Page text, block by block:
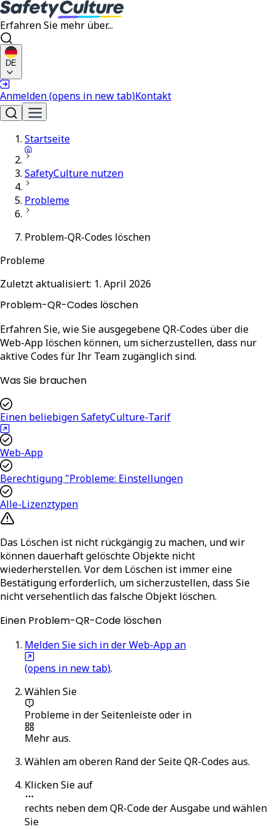
Erfahren Sie mehr über...
DE
Anmelden(opens in new tab)Kontakt
Startseite
SafetyCulture nutzen
Probleme
Problem-QR-Codes löschen
Probleme
Zuletzt aktualisiert: 1. April 2026
Problem-QR-Codes löschen
Erfahren Sie, wie Sie ausgegebene QR-Codes über die
Web-App löschen können, um sicherzustellen, dass nur
aktive Codes für Ihr Team zugänglich sind.
Was Sie brauchen
Einen beliebigen SafetyCulture-Tarif
Web-App
Berechtigung "Probleme: Einstellungen
Alle-Lizenztypen
Das Löschen ist nicht rückgängig zu machen, und wir
können dauerhaft gelöschte Objekte nicht
wiederherstellen. Vor dem Löschen ist immer eine
Bestätigung erforderlich, um sicherzustellen, dass Sie
nicht versehentlich das falsche Objekt löschen.
Einen Problem-QR-Code löschen
Melden Sie sich in der Web-App an
(opens in new tab).
Wählen Sie
Probleme in der Seitenleiste oder in
Mehraus.
Wählen am oberen Rand der SeiteQR-Codes aus.
Klicken Sie auf
rechts neben dem QR-Code der Ausgabe und wählen
Sie